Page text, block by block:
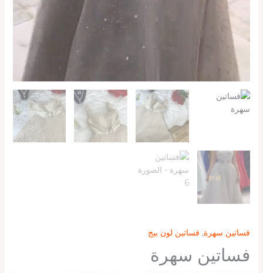
فساتين سهرة, فساتين لون بيج
فساتين سهرة